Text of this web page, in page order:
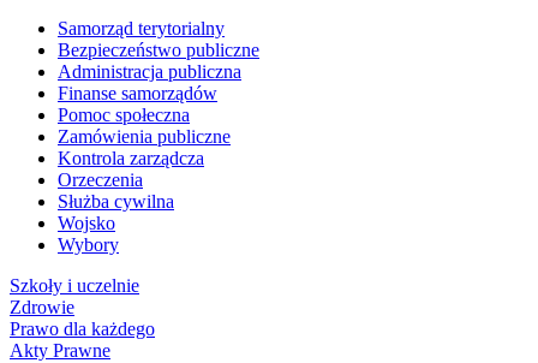
Samorząd terytorialny
Bezpieczeństwo publiczne
Administracja publiczna
Finanse samorządów
Pomoc społeczna
Zamówienia publiczne
Kontrola zarządcza
Orzeczenia
Służba cywilna
Wojsko
Wybory
Szkoły i uczelnie
Zdrowie
Prawo dla każdego
Akty Prawne